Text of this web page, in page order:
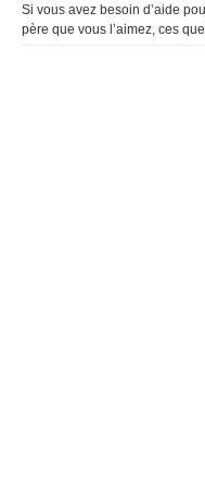
Si vous avez besoin d’aide
père que vous l’aimez, ces